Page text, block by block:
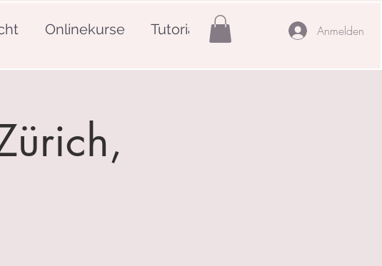
Onlinekurse Tutorials Anmelden